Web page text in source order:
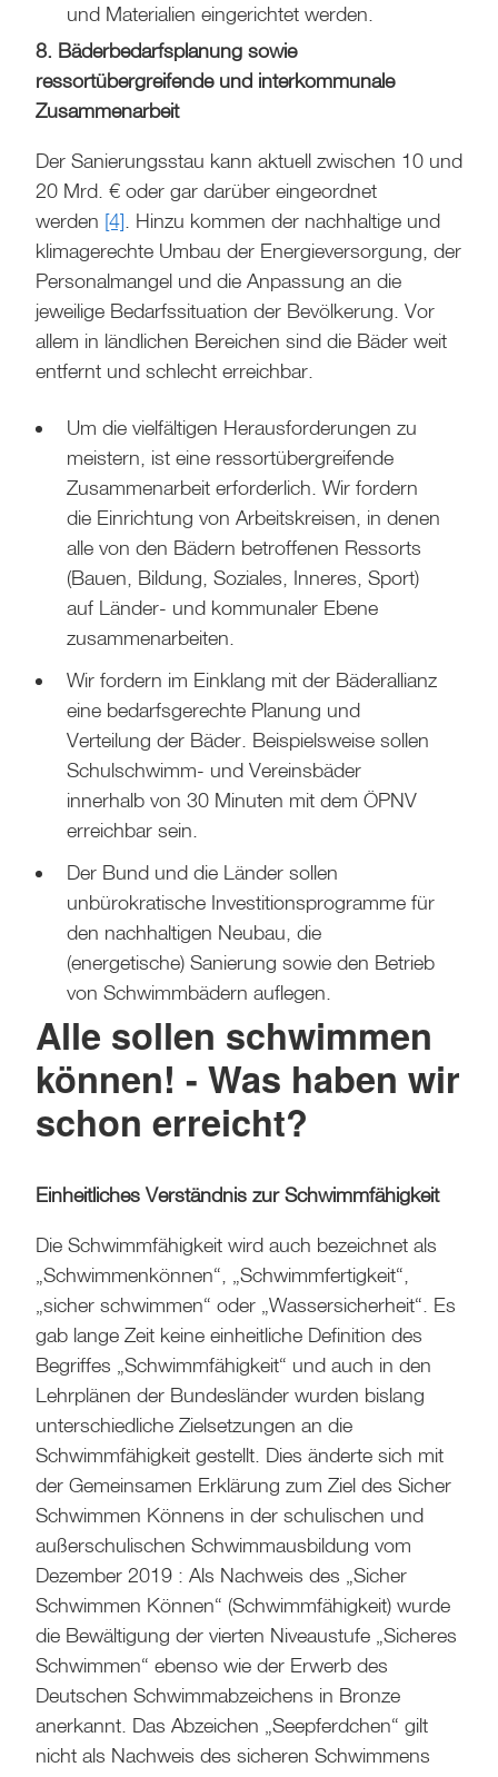
und Materialien eingerichtet werden.
8. Bäderbedarfsplanung sowie
ressortübergreifende und interkommunale
Zusammenarbeit
Der Sanierungsstau kann aktuell zwischen 10 und
20 Mrd. € oder gar darüber eingeordnet
werden [4] . Hinzu kommen der nachhaltige und
klimagerechte Umbau der Energieversorgung, der
Personalmangel und die Anpassung an die
jeweilige Bedarfssituation der Bevölkerung. Vor
allem in ländlichen Bereichen sind die Bäder weit
entfernt und schlecht erreichbar.
Um die vielfältigen Herausforderungen zu
meistern, ist eine ressortübergreifende
Zusammenarbeit erforderlich. Wir fordern
die Einrichtung von Arbeitskreisen, in denen
alle von den Bädern betroffenen Ressorts
(Bauen, Bildung, Soziales, Inneres, Sport)
auf Länder- und kommunaler Ebene
zusammenarbeiten.
Wir fordern im Einklang mit der Bäderallianz
eine bedarfsgerechte Planung und
Verteilung der Bäder. Beispielsweise sollen
Schulschwimm- und Vereinsbäder
innerhalb von 30 Minuten mit dem ÖPNV
erreichbar sein.
Der Bund und die Länder sollen
unbürokratische Investitionsprogramme für
den nachhaltigen Neubau, die
(energetische) Sanierung sowie den Betrieb
von Schwimmbädern auflegen.
Alle sollen schwimmen
können! - Was haben wir
schon erreicht?
Einheitliches Verständnis zur Schwimmfähigkeit
Die Schwimmfähigkeit wird auch bezeichnet als
„Schwimmenkönnen“, „Schwimmfertigkeit“,
„sicher schwimmen“ oder „Wassersicherheit“. Es
gab lange Zeit keine einheitliche Definition des
Begriffes „Schwimmfähigkeit“ und auch in den
Lehrplänen der Bundesländer wurden bislang
unterschiedliche Zielsetzungen an die
Schwimmfähigkeit gestellt. Dies änderte sich mit
der Gemeinsamen Erklärung zum Ziel des Sicher
Schwimmen Könnens in der schulischen und
außerschulischen Schwimmausbildung vom
Dezember 2019 : Als Nachweis des „Sicher
Schwimmen Können“ (Schwimmfähigkeit) wurde
die Bewältigung der vierten Niveaustufe „Sicheres
Schwimmen“ ebenso wie der Erwerb des
Deutschen Schwimmabzeichens in Bronze
anerkannt. Das Abzeichen „Seepferdchen“ gilt
nicht als Nachweis des sicheren Schwimmens